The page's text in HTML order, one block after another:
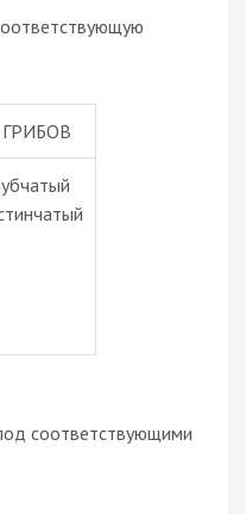
соответствующими